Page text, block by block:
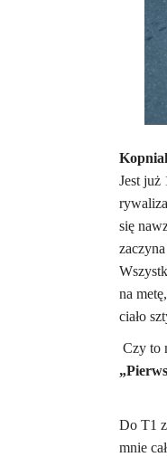
Jest już
się
na
ciało
Czy to
Do T1
mnie